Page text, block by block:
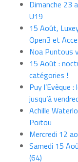
Dimanche 23
U19
15 Août,
Open3 et
Noa Puntous
15 Août :
catégories !
Puy l’Evèque
jusqu’à
Achille
Poitou
Mercredi 12
Samedi 15
(64)